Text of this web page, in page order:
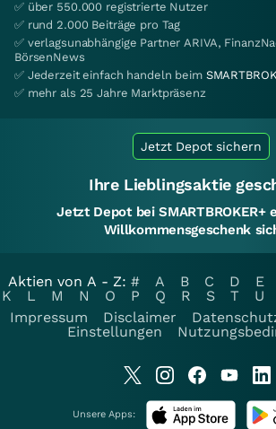
✅ über 550.000 registrierte Nutzer
✅ rund 2.000 Beiträge pro Tag
✅ verlagsunabhängige Partner ARIVA,
BörsenNews
✅ Jederzeit einfach handeln beim
✅ mehr als 25 Jahre Marktpräsenz
Jetzt Depot sichern
Ihre Lieblingsaktie
Jetzt Depot bei SMARTBROKER+
Willkommensgeschenk
Aktien von A - Z: # A B C D E
K
L M N O P Q R S T U
Impressum
Disclaimer
Einstellungen
Unsere Apps: